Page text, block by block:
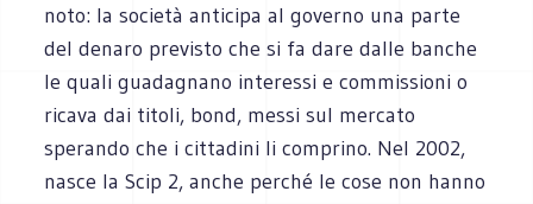
noto: la società anticipa al governo una parte
del denaro previsto che si fa dare dalle banche
le quali guadagnano interessi e commissioni o
ricava dai titoli, bond, messi sul mercato
sperando che i cittadini li comprino. Nel 2002,
nasce la Scip 2, anche perché le cose non hanno